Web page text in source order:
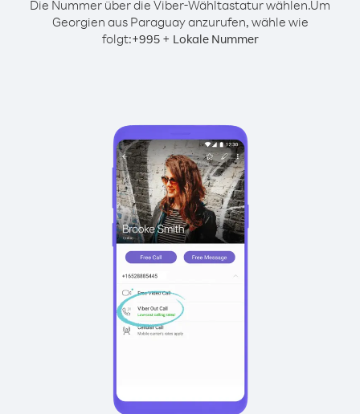
Die Nummer über die Viber-Wähltastatur wählen.Um
Georgien aus Paraguay anzurufen, wähle wie
folgt:+995+ Lokale Nummer